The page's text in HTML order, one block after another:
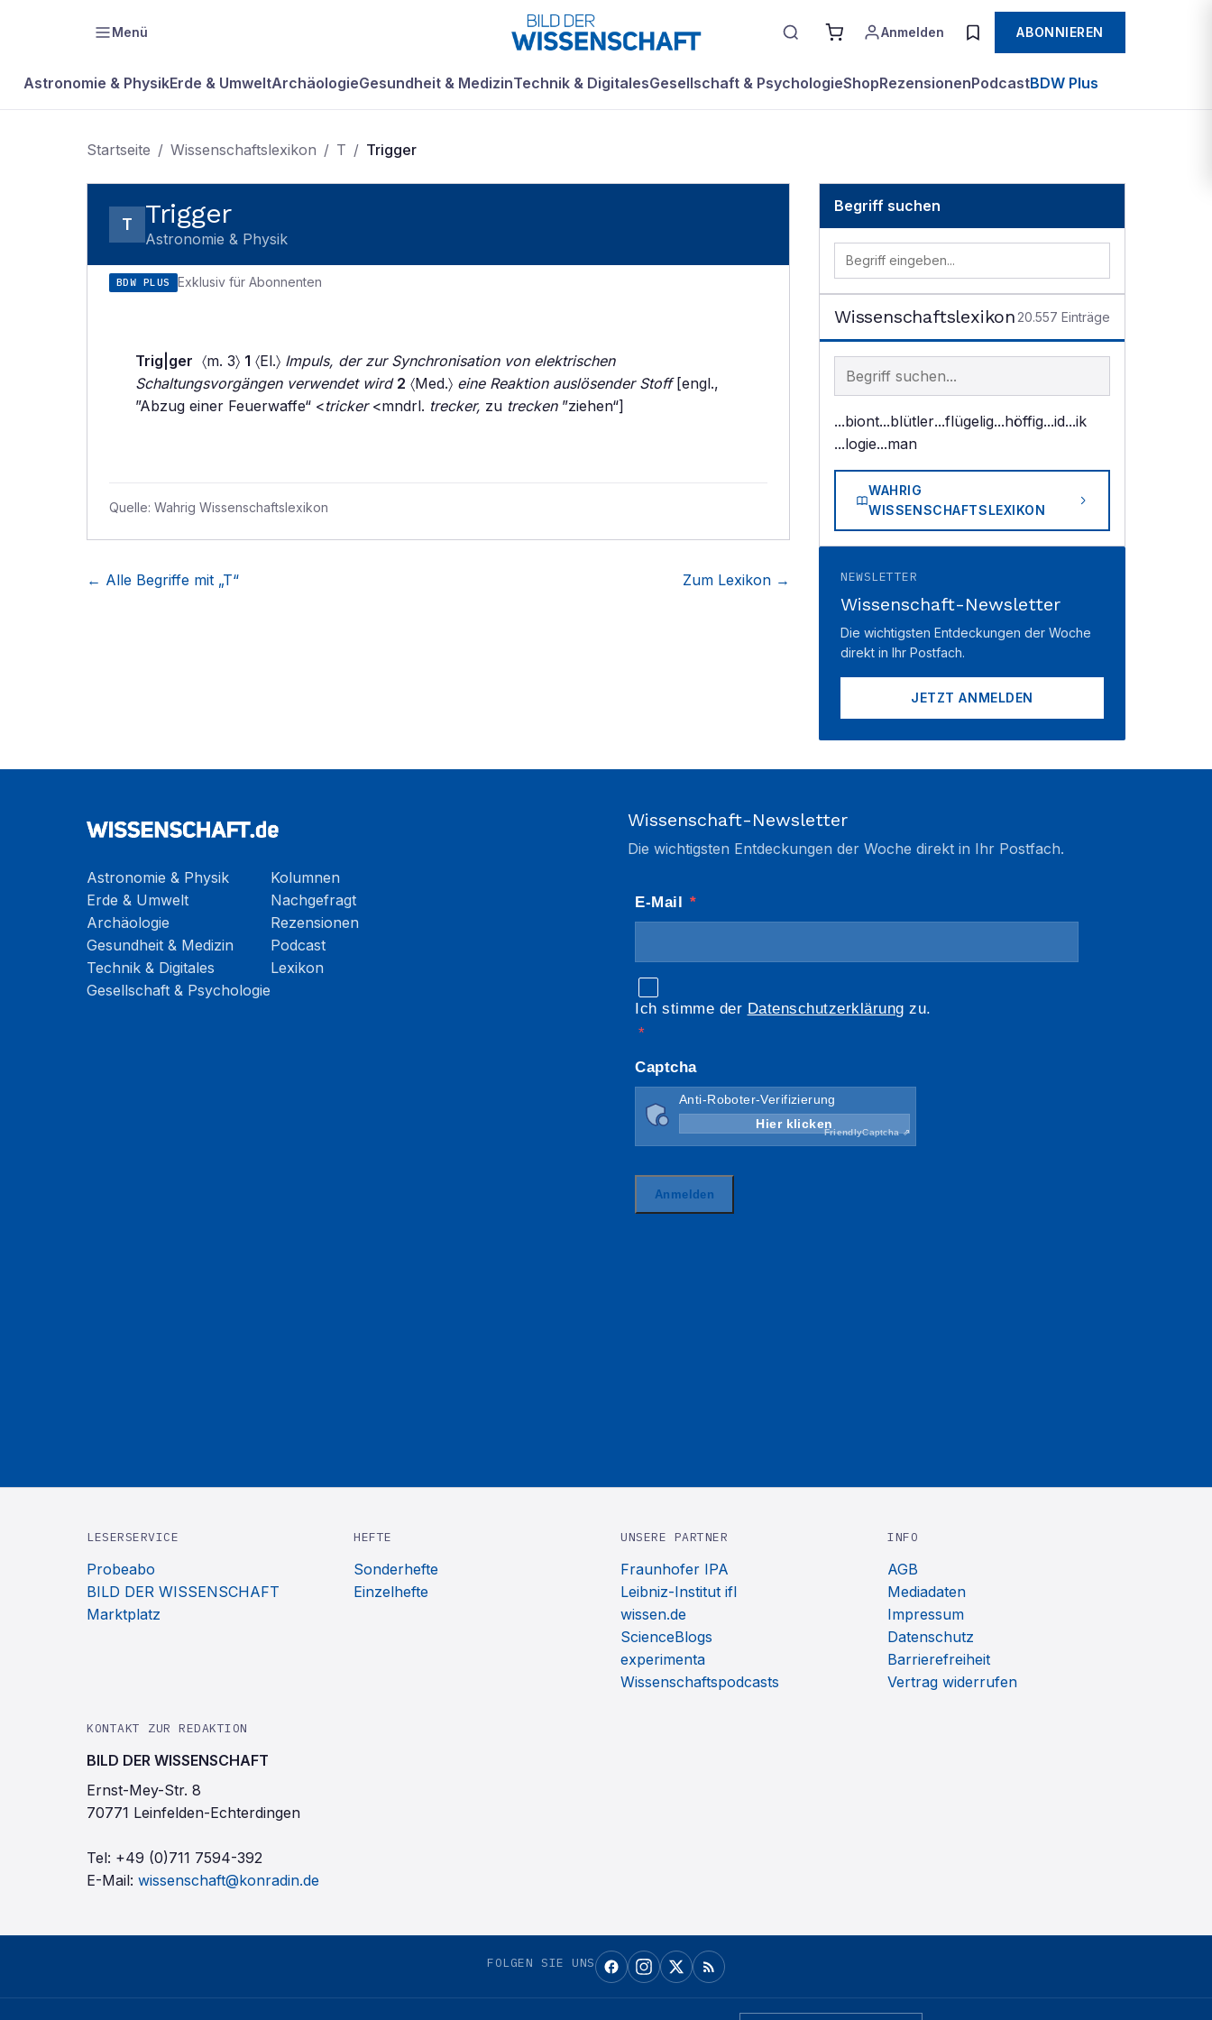
Menü Anmelden ABONNIEREN
Astronomie & PhysikErde & UmweltArchäologieGesundheit & MedizinTechnik & DigitalesGesellschaft & PsychologieShopRezensionenPodcastBDW Plus
Startseite / Wissenschaftslexikon / T / Trigger
T Trigger
Astronomie & Physik
BDW PLUS Exklusiv für Abonnenten
Trig|ger 〈m. 3〉 1 〈El.〉 Impuls, der zur Synchronisation von elektrischen
Schaltungsvorgängen verwendet wird 2 〈Med.〉 eine Reaktion auslösender Stoff[engl.,
”Abzug einer Feuerwaffe“ <tricker<mndrl. trecker, zu trecken”ziehen“]
Quelle: Wahrig Wissenschaftslexikon
← Alle Begriffe mit „T“ Zum Lexikon →
Begriff suchen
Wissenschaftslexikon 20.557 Einträge
Begriff im Lexikon suchen
...biont...blütler...flügelig...höffig...id...ik
...logie...man
WAHRIG
WISSENSCHAFTSLEXIKON
NEWSLETTER
Wissenschaft-Newsletter
Die wichtigsten Entdeckungen der Woche
direkt in Ihr Postfach.
JETZT ANMELDEN
Astronomie & Physik
Erde & Umwelt
Archäologie
Gesundheit & Medizin
Technik & Digitales
Gesellschaft & Psychologie
Kolumnen
Nachgefragt
Rezensionen
Podcast
Lexikon
Wissenschaft-Newsletter
Die wichtigsten Entdeckungen der Woche direkt in Ihr Postfach.
LESERSERVICE
Probeabo
BILD DER WISSENSCHAFT
Marktplatz
HEFTE
Sonderhefte
Einzelhefte
UNSERE PARTNER
Fraunhofer IPA
Leibniz-Institut ifl
wissen.de
ScienceBlogs
experimenta
Wissenschaftspodcasts
INFO
AGB
Mediadaten
Impressum
Datenschutz
Barrierefreiheit
Vertrag widerrufen
KONTAKT ZUR REDAKTION
BILD DER WISSENSCHAFT
Ernst-Mey-Str. 8
70771 Leinfelden-Echterdingen
Tel: +49 (0)711 7594-392
E-Mail: wissenschaft@konradin.de
FOLGEN SIE UNS